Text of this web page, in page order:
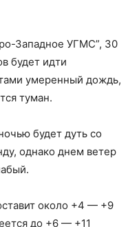
Западное УГМС”, 30
будет идти
умеренный дождь,
туман.
будет дуть со
однако днем ​​ветер
около +4 — +9
до +6 — +11